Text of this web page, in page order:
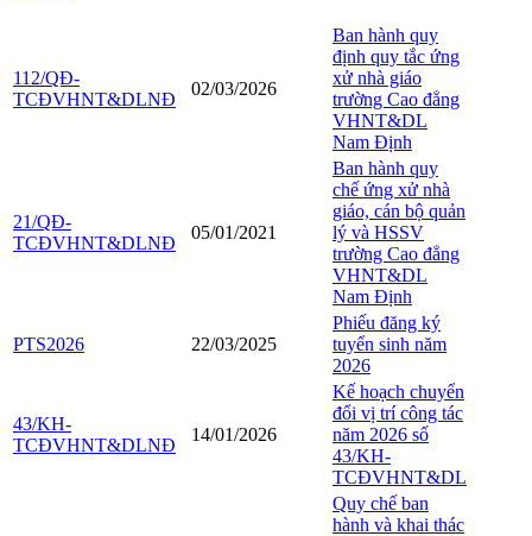
112/QĐ-
TCĐVHNT&DLNĐ
02/03/2026
Ban hành quy
định quy tắc ứng
xử nhà giáo
trường Cao đẳng
VHNT&DL
Nam Định
21/QĐ-
TCĐVHNT&DLNĐ
05/01/2021
Ban hành quy
chế ứng xử nhà
giáo, cán bộ quản
lý và HSSV
trường Cao đẳng
VHNT&DL
Nam Định
PTS2026 22/03/2025
Phiếu đăng ký
tuyển sinh năm
2026
43/KH-
TCĐVHNT&DLNĐ
14/01/2026
Kế hoạch chuyển
đổi vị trí công tác
năm 2026 số
43/KH-
TCĐVHNT&DL
Quy chế ban
hành và khai thác